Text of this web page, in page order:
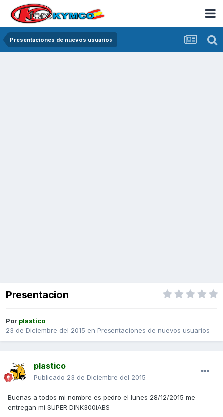
Presentaciones de nuevos usuarios
Presentacion
Por plastico
23 de Diciembre del 2015 en Presentaciones de nuevos usuarios
plastico
Publicado 23 de Diciembre del 2015
Buenas a todos mi nombre es pedro el lunes 28/12/2015 me
entregan mi SUPER DINK300iABS